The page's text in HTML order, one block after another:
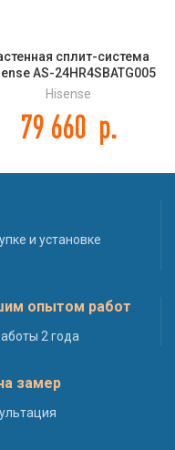
сплит-система
AS-24HR4SBATG005
NEO Premium Classic A
Hisense
79 660 р.
и установке
опытом работ
2 года
замер